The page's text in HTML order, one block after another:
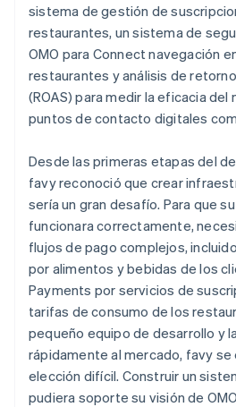
sistema de gestión de
restaurantes, un sistema de
OMO para Connect navegación
restaurantes y análisis de
(ROAS) para medir la eficacia
puntos de contacto digitales
Desde las primeras etapas del
favy reconoció que crear
sería un gran desafío. Para que
funcionara correctamente,
flujos de pago complejos,
por alimentos y bebidas de los
Payments por servicios de
tarifas de consumo de los
pequeño equipo de desarrollo y
rápidamente al mercado, favy se
elección difícil. Construir un
pudiera soporte su visión de